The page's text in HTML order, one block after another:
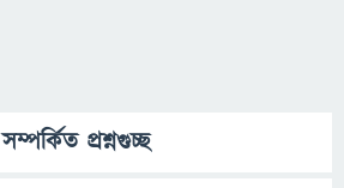
সম্পর্কিত প্রশ্নগুচ্ছ